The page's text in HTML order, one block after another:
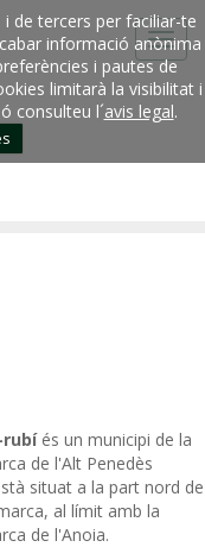
de tercers per faciliar-te
informació anònima
i pautes de
limitarà la visibilitat i
consulteu l´avis legal.
rubíés un municipi de la
de l'Alt Penedès
situat a la part nord de
al límit amb la
de l'Anoia.